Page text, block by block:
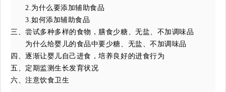
2.为什么要添加辅助食品
3.如何添加辅助食品
三、尝试多种多样的食物，膳食少糖、无盐、不加调味品
为什么给婴儿的食品中要少糖、无盐、不加调味品
四、逐渐让婴儿自己进食，培养良好的进食行为
五、定期监测生长发育状况
六、注意饮食卫生